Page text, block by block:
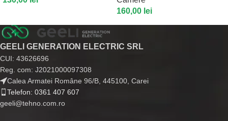
160,00 lei
GEELI GENERATION ELECTRIC SRL
CUI: 43626696
Reg. com: J2021000097308
Calea Armatei Române 96/B, 445100, Carei
Telefon: 0361 407 607
geeli@tehno.com.ro